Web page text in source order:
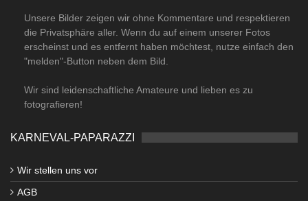
Unsere Bilder zeigen wir ohne Kommentare und respektieren
die Privatsphäre aller. Wenn du auf einem unserer Fotos
erscheinst und es entfernt haben möchtest, nutze einfach den
"melden"-Button neben dem Bild.
Wir sind leidenschaftliche Amateure und lieben es zu
fotografieren!
KARNEVAL-PAPARAZZI
Wir stellen uns vor
AGB